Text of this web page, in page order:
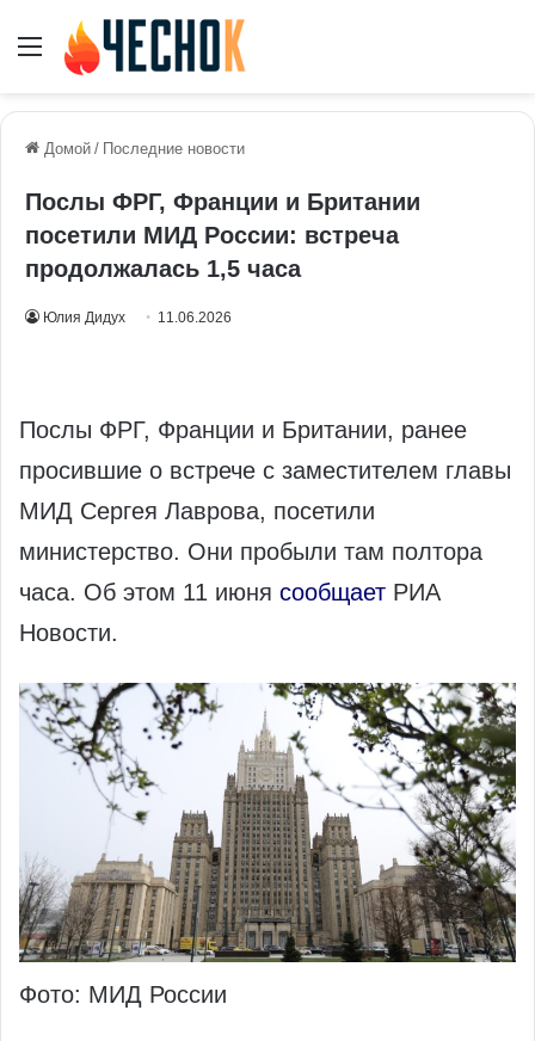
Меню
Домой / Последние новости
Послы ФРГ, Франции и Британии
посетили МИД России: встреча
продолжалась 1,5 часа
Юлия Дидух 11.06.2026
Послы ФРГ, Франции и Британии, ранее
просившие о встрече с заместителем главы
МИД Сергея Лаврова, посетили
министерство. Они пробыли там полтора
часа. Об этом 11 июня сообщает РИА
Новости.
Фото: МИД России